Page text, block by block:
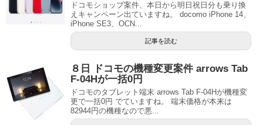
ドコモショップ案件、本日から明日祝日分も乗り換
えキャンペーン出ていますね。 docomo iPhone 14、
iPhone SE3、OCN...
記事を読む
８日 ドコモの機種変更案件 arrows Tab
F-04Hが一括0円
ドコモのタブレット端末 arrows Tab F-04Hが機種変
更で一括0円 でていますね。 端末価格が本来は
82944円の機種なので悪...